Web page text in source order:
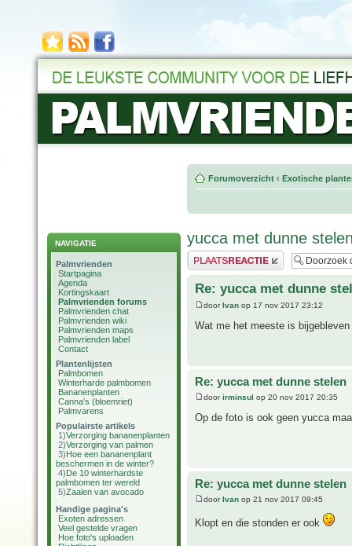
NAVIGATIE
Palmvrienden
Startpagina
Agenda
Kortingskaart
Palmvrienden forums
Palmvrienden chat
Palmvrienden wiki
Palmvrienden maps
Palmvrienden label
Contact
Plantenlijsten
Palmbomen
Winterharde palmbomen
Bananenplanten
Canna's (bloemriet)
Palmvarens
Populairste artikels
1)Verzorging bananenplanten
2)Verzorging van palmen
3)Hoe een bananenplant
beschermen in de winter?
4)De 10 winterhardste
palmbomen ter wereld
5)Zaaien van avocado
Handige pagina's
Exoten adressen
Veel gestelde vragen
Hoe foto's uploaden
Forumoverzicht ‹ Exotische
yucca met dunne
Plaats een reactie
Re: yucca met dunne
doorIvan op 17 nov 2017 23:12
Wat me het meeste is
Re: yucca met dunne stelen
doorirminsul op 20 nov 2017 20:35
Op de foto is ook geen yucca
Re: yucca met dunne stelen
doorIvan op 21 nov 2017 09:45
Klopt en die stonden er ook